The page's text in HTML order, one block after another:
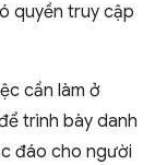
quyền truy cập
cần làm ở
trình bày danh
đáo cho người